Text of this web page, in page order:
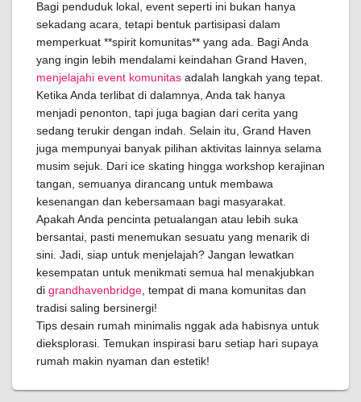
Bagi penduduk lokal, event seperti ini bukan hanya
sekadang acara, tetapi bentuk partisipasi dalam
memperkuat **spirit komunitas** yang ada. Bagi Anda
yang ingin lebih mendalami keindahan Grand Haven,
menjelajahi event komunitas adalah langkah yang tepat.
Ketika Anda terlibat di dalamnya, Anda tak hanya
menjadi penonton, tapi juga bagian dari cerita yang
sedang terukir dengan indah. Selain itu, Grand Haven
juga mempunyai banyak pilihan aktivitas lainnya selama
musim sejuk. Dari ice skating hingga workshop kerajinan
tangan, semuanya dirancang untuk membawa
kesenangan dan kebersamaan bagi masyarakat.
Apakah Anda pencinta petualangan atau lebih suka
bersantai, pasti menemukan sesuatu yang menarik di
sini. Jadi, siap untuk menjelajah? Jangan lewatkan
kesempatan untuk menikmati semua hal menakjubkan
di grandhavenbridge , tempat di mana komunitas dan
tradisi saling bersinergi!
Tips desain rumah minimalis nggak ada habisnya untuk
dieksplorasi. Temukan inspirasi baru setiap hari supaya
rumah makin nyaman dan estetik!